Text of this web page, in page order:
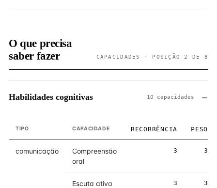
O que precisa
saber fazer
CAPACIDADES · POSIÇÃO 2 DE 8
Habilidades cognitivas 10 capacidades
TIPO CAPACIDADE RECORRÊNCIA PESO
comunicação
Compreensão
oral
3 3
Escuta ativa 3 3